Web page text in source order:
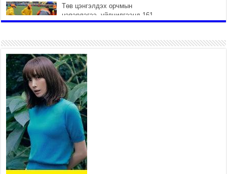
Төв цэнгэлдэх орчмын
цэвэрлэгээ, үйлчилгээнд 161
ажилтан, 27 техниктэй
2026 оны 7 сар 15 / 11 цаг 22 минут
Наадмын амралтын өдрүүдэд
нийслэлийн эрүүл мэндийн
байгууллагууд дараах
хуваарийн дагуу ажиллана
2026 оны 7 сар 15 / 11 цаг 18 минут
Үндэсний их баяр наадам эхэллээ
2026 оны 7 сар 15 / 11 цаг 14 минут
Үер усны аюулаас сэргийлж, нийслэлийн Онцгой
байдлын газрын 162 алба хаагч үүрэг гүйцэтгэж
байна
2026 оны 7 сар 15 / 11 цаг 07 минут